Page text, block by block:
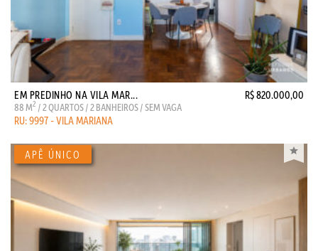
EM PREDINHO NA VILA MAR... R$ 820.000,00
88 M2 / 2 QUARTOS / 2 BANHEIROS / SEM VAGA
RU: 9997 - VILA MARIANA